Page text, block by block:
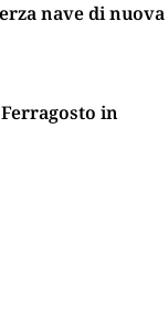
nave di nuova
in